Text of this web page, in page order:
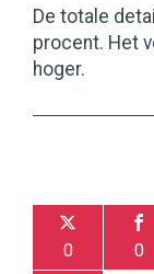
De totale
procent. Het
hoger.
0 0